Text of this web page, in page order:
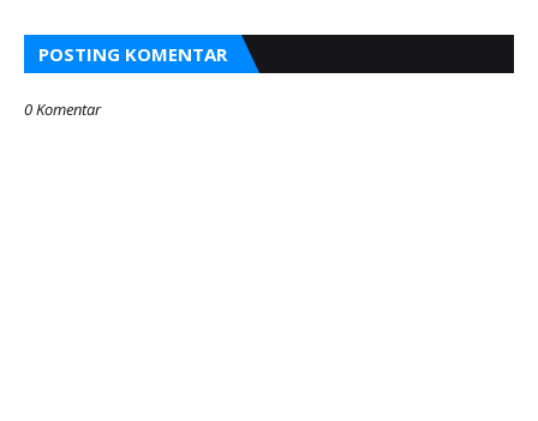
POSTING KOMENTAR
0 Komentar